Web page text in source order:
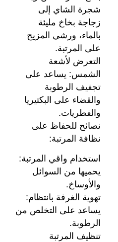
شجرة الشاي إلى
زجاجة بخاخ مليئة
بالماء، ورشي المزيج
على المرتبة.
التعرض لأشعة
الشمس: يساعد على
تجفيف الرطوبة
والقضاء على البكتيريا
والفطريات.
نصائح للحفاظ على
نظافة المرتبة:
استخدام واقي المرتبة:
يحميها من السوائل
والأوساخ.
تهوية الغرفة بانتظام:
يساعد على التخلص من
الرطوبة.
تنظيف المرتبة